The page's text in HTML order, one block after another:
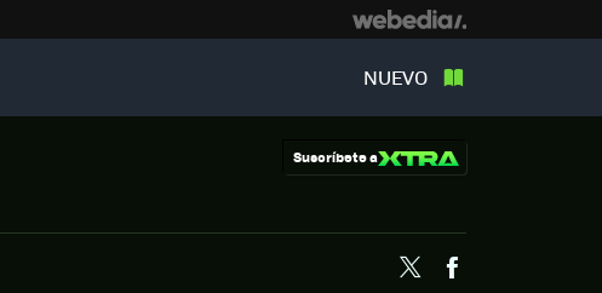
NUEVO
Suscríbete a
Twitter